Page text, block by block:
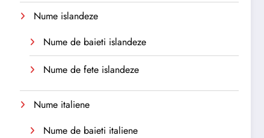
Nume islandeze
Nume de baieti islandeze
Nume de fete islandeze
Nume italiene
Nume de baieti italiene